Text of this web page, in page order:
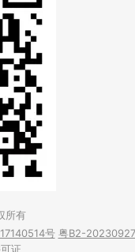
所有
号 粤B2-20230927
证